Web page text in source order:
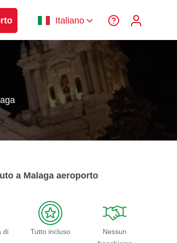
Italiano
a Malaga aeroporto
di
Tutto incluso
Nessun